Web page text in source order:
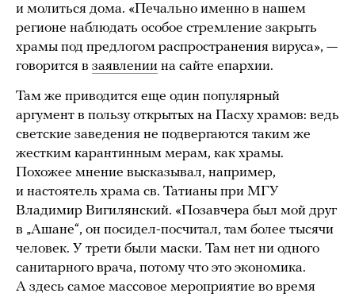
и молиться дома. «Печально именно в нашем
регионе наблюдать особое стремление закрыть
храмы под предлогом распространения вируса», —
говорится в заявлении на сайте епархии.
Там же приводится еще один популярный
аргумент в пользу открытых на Пасху храмов: ведь
светские заведения не подвергаются таким же
жестким карантинным мерам, как храмы.
Похожее мнение высказывал, например,
и настоятель храма св. Татианы при МГУ
Владимир Вигилянский. «Позавчера был мой друг
в „Ашане“, он посидел-посчитал, там более тысячи
человек. У трети были маски. Там нет ни одного
санитарного врача, потому что это экономика.
А здесь самое массовое мероприятие во время